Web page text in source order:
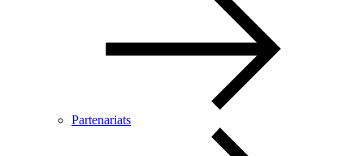
Partenariats